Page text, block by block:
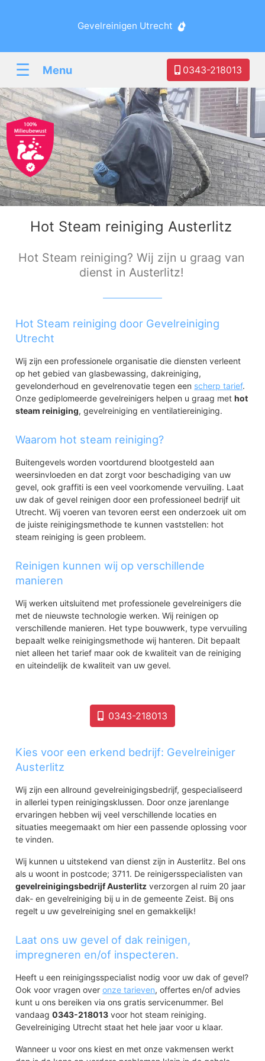
Gevelreinigen Utrecht
☰ Menu 0343-218013
Hot Steam reiniging Austerlitz
Hot Steam reiniging? Wij zijn u graag van
dienst in Austerlitz!
Hot Steam reiniging door Gevelreiniging
Utrecht
Wij zijn een professionele organisatie die diensten verleent
op het gebied van glasbewassing, dakreiniging,
gevelonderhoud en gevelrenovatie tegen een scherp tarief.
Onze gediplomeerde gevelreinigers helpen u graag methot
steam reiniging, gevelreiniging en ventilatiereiniging.
Waarom hot steam reiniging?
Buitengevels worden voortdurend blootgesteld aan
weersinvloeden en dat zorgt voor beschadiging van uw
gevel, ook graffiti is een veel voorkomende vervuiling. Laat
uw dak of gevel reinigen door een professioneel bedrijf uit
Utrecht. Wij voeren van tevoren eerst een onderzoek uit om
de juiste reinigingsmethode te kunnen vaststellen: hot
steam reiniging is geen probleem.
Reinigen kunnen wij op verschillende
manieren
Wij werken uitsluitend met professionele gevelreinigers die
met de nieuwste technologie werken. Wij reinigen op
verschillende manieren. Het type bouwwerk, type vervuiling
bepaalt welke reinigingsmethode wij hanteren. Dit bepaalt
niet alleen het tarief maar ook de kwaliteit van de reiniging
en uiteindelijk de kwaliteit van uw gevel.
0343-218013
Kies voor een erkend bedrijf: Gevelreiniger
Austerlitz
Wij zijn een allround gevelreinigingsbedrijf, gespecialiseerd
in allerlei typen reinigingsklussen. Door onze jarenlange
ervaringen hebben wij veel verschillende locaties en
situaties meegemaakt om hier een passende oplossing voor
te vinden.
Wij kunnen u uitstekend van dienst zijn in Austerlitz. Bel ons
als u woont in postcode; 3711. De reinigersspecialisten van
gevelreinigingsbedrijf Austerlitz verzorgen al ruim 20 jaar
dak- en gevelreiniging bij u in de gemeente Zeist. Bij ons
regelt u uw gevelreiniging snel en gemakkelijk!
Laat ons uw gevel of dak reinigen,
impregneren en/of inspecteren.
Heeft u een reinigingsspecialist nodig voor uw dak of gevel?
Ook voor vragen overonze tarieven, offertes en/of advies
kunt u ons bereiken via ons gratis servicenummer. Bel
vandaag0343-218013 voor hot steam reiniging.
Gevelreiniging Utrecht staat het hele jaar voor u klaar.
Wanneer u voor ons kiest en met onze vakmensen werkt